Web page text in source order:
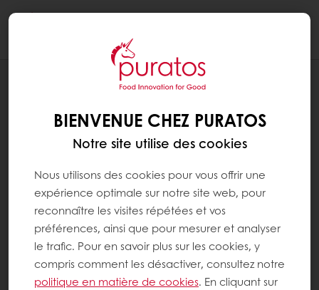
BIENVENUE CHEZ PURATOS
Notre site utilise des cookies
Nous utilisons des cookies pour vous offrir une
expérience optimale sur notre site web, pour
reconnaître les visites répétées et vos
préférences, ainsi que pour mesurer et analyser
le trafic. Pour en savoir plus sur les cookies, y
compris comment les désactiver, consultez notre
politique en matière de cookies. En cliquant sur